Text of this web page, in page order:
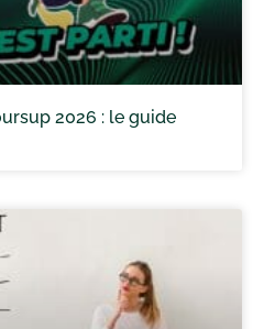
2026 : le guide